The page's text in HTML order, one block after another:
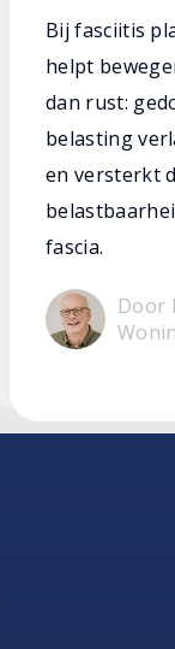
Bij fasciitis
helpt
dan rust:
belasting
en versterkt
fascia.
Door